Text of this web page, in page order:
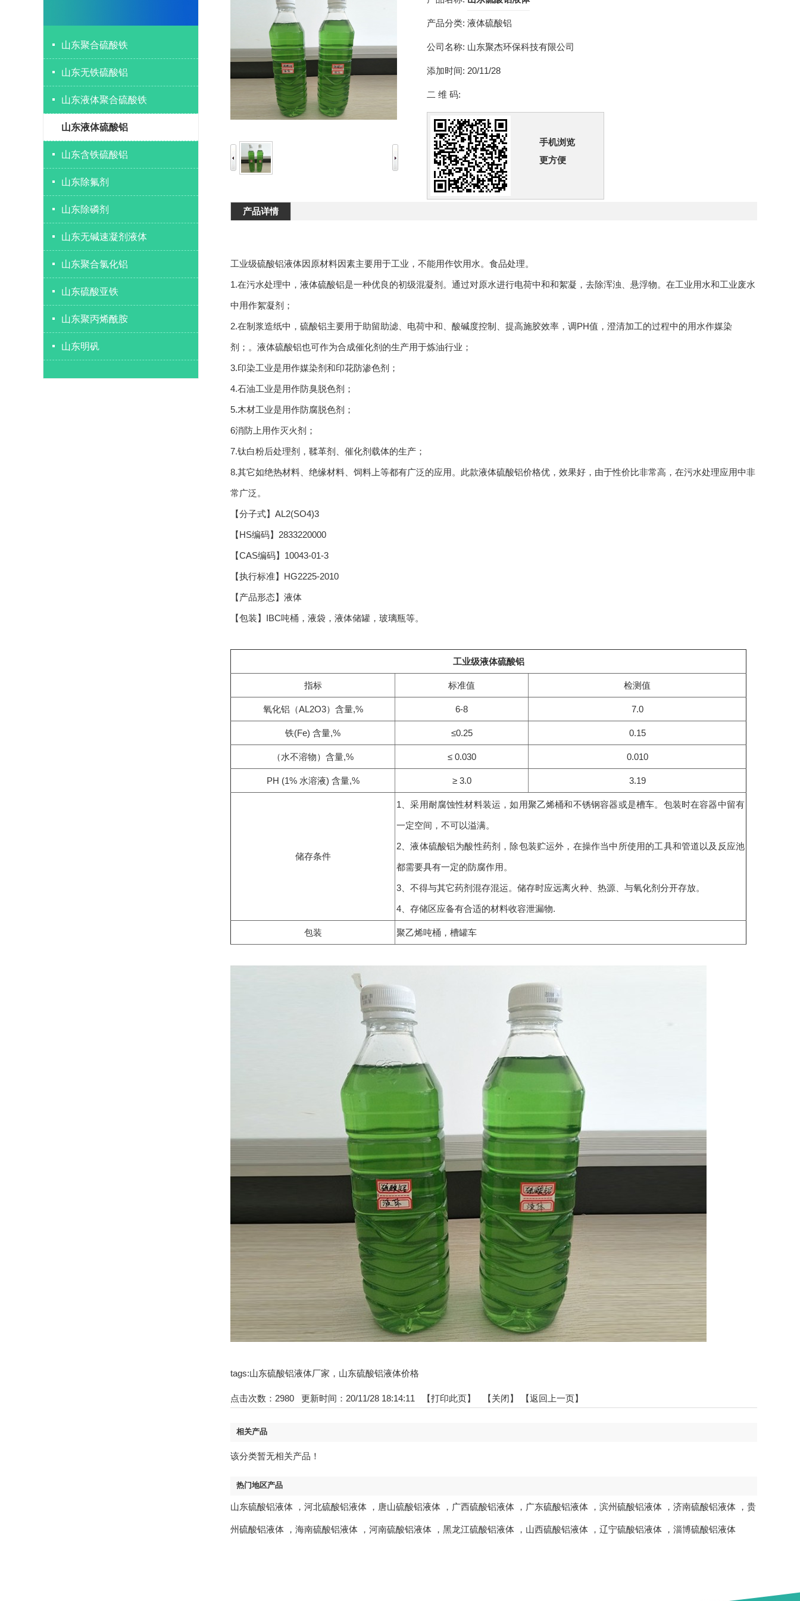
山东聚合硫酸铁
山东无铁硫酸铝
山东液体聚合硫酸铁
山东液体硫酸铝
山东含铁硫酸铝
山东除氟剂
山东除磷剂
山东无碱速凝剂液体
山东聚合氯化铝
山东硫酸亚铁
山东聚丙烯酰胺
山东明矾
产品分类: 液体硫酸铝
公司名称: 山东聚杰环保科技有限公司
添加时间: 20/11/28
二 维 码:
手机浏览
更方便
产品详情
工业级硫酸铝液体因原材料因素主要用于工业，不能用作饮用水。食品处理。
1.在污水处理中，液体硫酸铝是一种优良的初级混凝剂。通过对原水进行电荷中和和絮凝，去除浑浊、悬浮物。在工业用水和工业废水
中用作絮凝剂；
2.在制浆造纸中，硫酸铝主要用于助留助滤、电荷中和、酸碱度控制、提高施胶效率，调PH值，澄清加工的过程中的用水作媒染
剂；。液体硫酸铝也可作为合成催化剂的生产用于炼油行业；
3.印染工业是用作媒染剂和印花防渗色剂；
4.石油工业是用作防臭脱色剂；
5.木材工业是用作防腐脱色剂；
6消防上用作灭火剂；
7.钛白粉后处理剂，鞣革剂、催化剂载体的生产；
8.其它如绝热材料、绝缘材料、饲料上等都有广泛的应用。此款液体硫酸铝价格优，效果好，由于性价比非常高，在污水处理应用中非
常广泛。
【分子式】AL2(SO4)3
【HS编码】2833220000
【CAS编码】10043-01-3
【执行标准】HG2225-2010
【产品形态】液体
【包装】IBC吨桶，液袋，液体储罐，玻璃瓶等。
工业级液体硫酸铝
指标 标准值 检测值
氧化铝（AL2O3）含量,% 6-8 7.0
铁(Fe) 含量,% ≤0.25 0.15
（水不溶物）含量,% ≤ 0.030 0.010
PH (1% 水溶液) 含量,% ≥ 3.0 3.19
储存条件
1、采用耐腐蚀性材料装运，如用聚乙烯桶和不锈钢容器或是槽车。包装时在容器中留有
一定空间，不可以溢满。
2、液体硫酸铝为酸性药剂，除包装贮运外，在操作当中所使用的工具和管道以及反应池
都需要具有一定的防腐作用。
3、不得与其它药剂混存混运。储存时应远离火种、热源、与氧化剂分开存放。
4、存储区应备有合适的材料收容泄漏物.
包装 聚乙烯吨桶，槽罐车
tags:山东硫酸铝液体厂家，山东硫酸铝液体价格
点击次数： 2980 更新时间：20/11/28 18:14:11 【打印此页】 【关闭】 【返回上一页】
相关产品
该分类暂无相关产品！
热门地区产品
山东硫酸铝液体 ， 河北硫酸铝液体 ， 唐山硫酸铝液体 ， 广西硫酸铝液体 ， 广东硫酸铝液体 ， 滨州硫酸铝液体 ， 济南硫酸铝液体 ， 贵
州硫酸铝液体 ， 海南硫酸铝液体 ， 河南硫酸铝液体 ， 黑龙江硫酸铝液体 ， 山西硫酸铝液体 ， 辽宁硫酸铝液体 ， 淄博硫酸铝液体